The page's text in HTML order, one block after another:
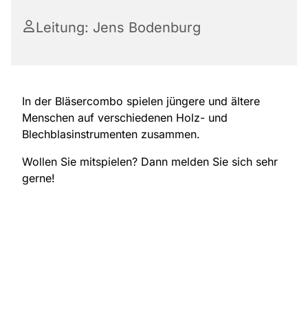
Leitung: Jens Bodenburg
In der Bläsercombo spielen jüngere und ältere
Menschen auf verschiedenen Holz- und
Blechblasinstrumenten zusammen.
Wollen Sie mitspielen? Dann melden Sie sich sehr
gerne!